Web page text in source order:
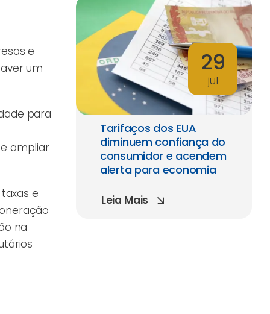
e
um
para
ampliar
e
na
29
jul
Tarifaços dos EUA
diminuem confiança do
consumidor e acendem
alerta para economia
Leia Mais